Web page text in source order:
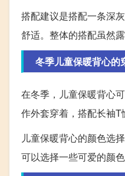
搭配建议是搭配一条深
舒适。整体的搭配虽然
冬季儿童保暖背心的
在冬季，儿童保暖背心
作外套穿着，搭配长袖T
儿童保暖背心的颜色选
可以选择一些可爱的颜